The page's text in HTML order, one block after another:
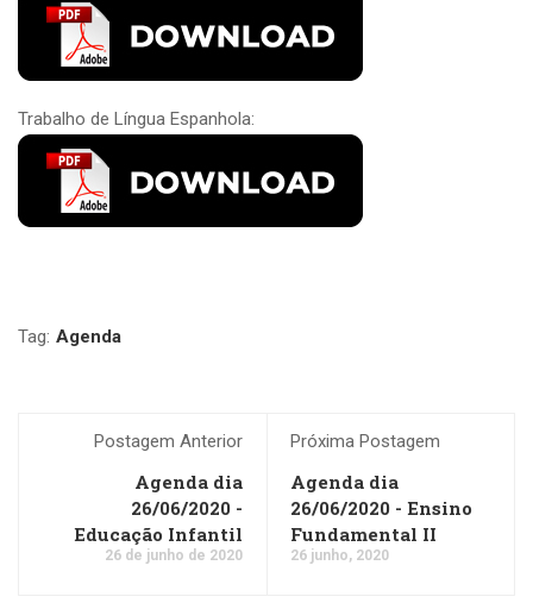
Trabalho de Língua Espanhola:
Tag: Agenda
Postagem Anterior
Agenda dia
26/06/2020 -
Educação Infantil
26 de junho de 2020
Próxima Postagem
Agenda dia
26/06/2020 - Ensino
Fundamental II
26 junho, 2020